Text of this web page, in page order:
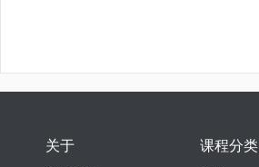
关于 课程分类